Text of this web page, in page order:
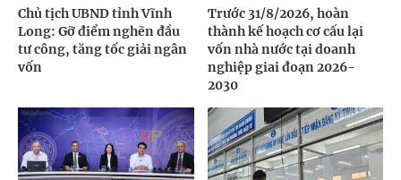
Chủ tịch UBND tỉnh Vĩnh
Long: Gỡ điểm nghẽn đầu
tư công, tăng tốc giải ngân
vốn
Trước 31/8/2026, hoàn
thành kế hoạch cơ cấu lại
vốn nhà nước tại doanh
nghiệp giai đoạn 2026-
2030